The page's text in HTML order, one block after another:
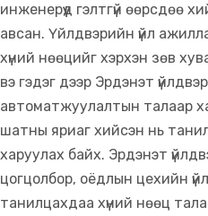
инженерүүд гэлтгүй өөрсдөө
авсан. Үйлдвэрийн үйл
хүний нөөцийг хэрхэн зөв
вэ гэдэг дээр Эрдэнэт
автоматжуулалтын талаар
шатны яриаг хийсэн нь
харуулах байх. Эрдэнэт
цогцолбор, оёдлын цехийн
танилцахдаа хүний нөөц